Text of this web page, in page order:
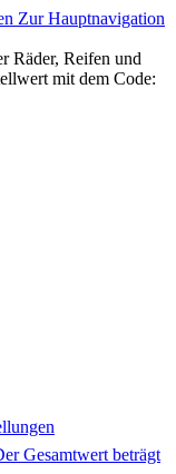
Zur Hauptnavigation
Räder, Reifen und
mit dem Code:
Gesamtwert beträgt